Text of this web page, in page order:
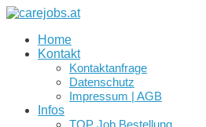
Home
Kontakt
Kontaktanfrage
Datenschutz
Impressum | AGB
Infos
TOP Job Bestellung